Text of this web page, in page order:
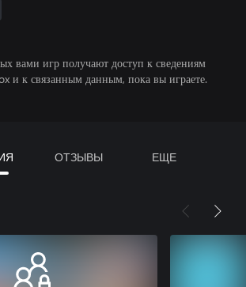
вами игр получают доступ к сведениям
и к связанным данным, пока вы играете.
ОТЗЫВЫ ЕЩЕ